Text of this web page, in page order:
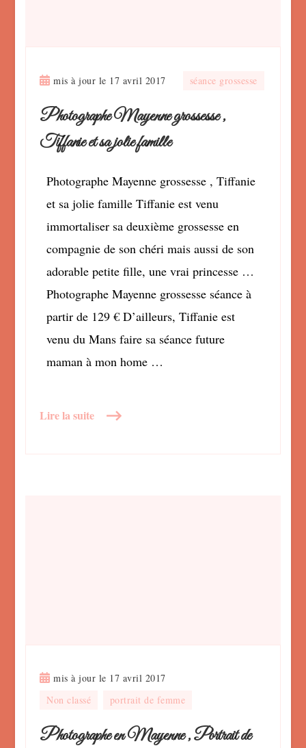
mis à jour le 17 avril 2017 séance grossesse
Photographe Mayenne grossesse ,
Tiffanie et sa jolie famille
Photographe Mayenne grossesse , Tiffanie
et sa jolie famille Tiffanie est venu
immortaliser sa deuxième grossesse en
compagnie de son chéri mais aussi de son
adorable petite fille, une vrai princesse …
Photographe Mayenne grossesse séance à
partir de 129 € D’ailleurs, Tiffanie est
venu du Mans faire sa séance future
maman à mon home …
Lire la suite
mis à jour le 17 avril 2017
Non classé
portrait de femme
Photographe en Mayenne , Portrait de